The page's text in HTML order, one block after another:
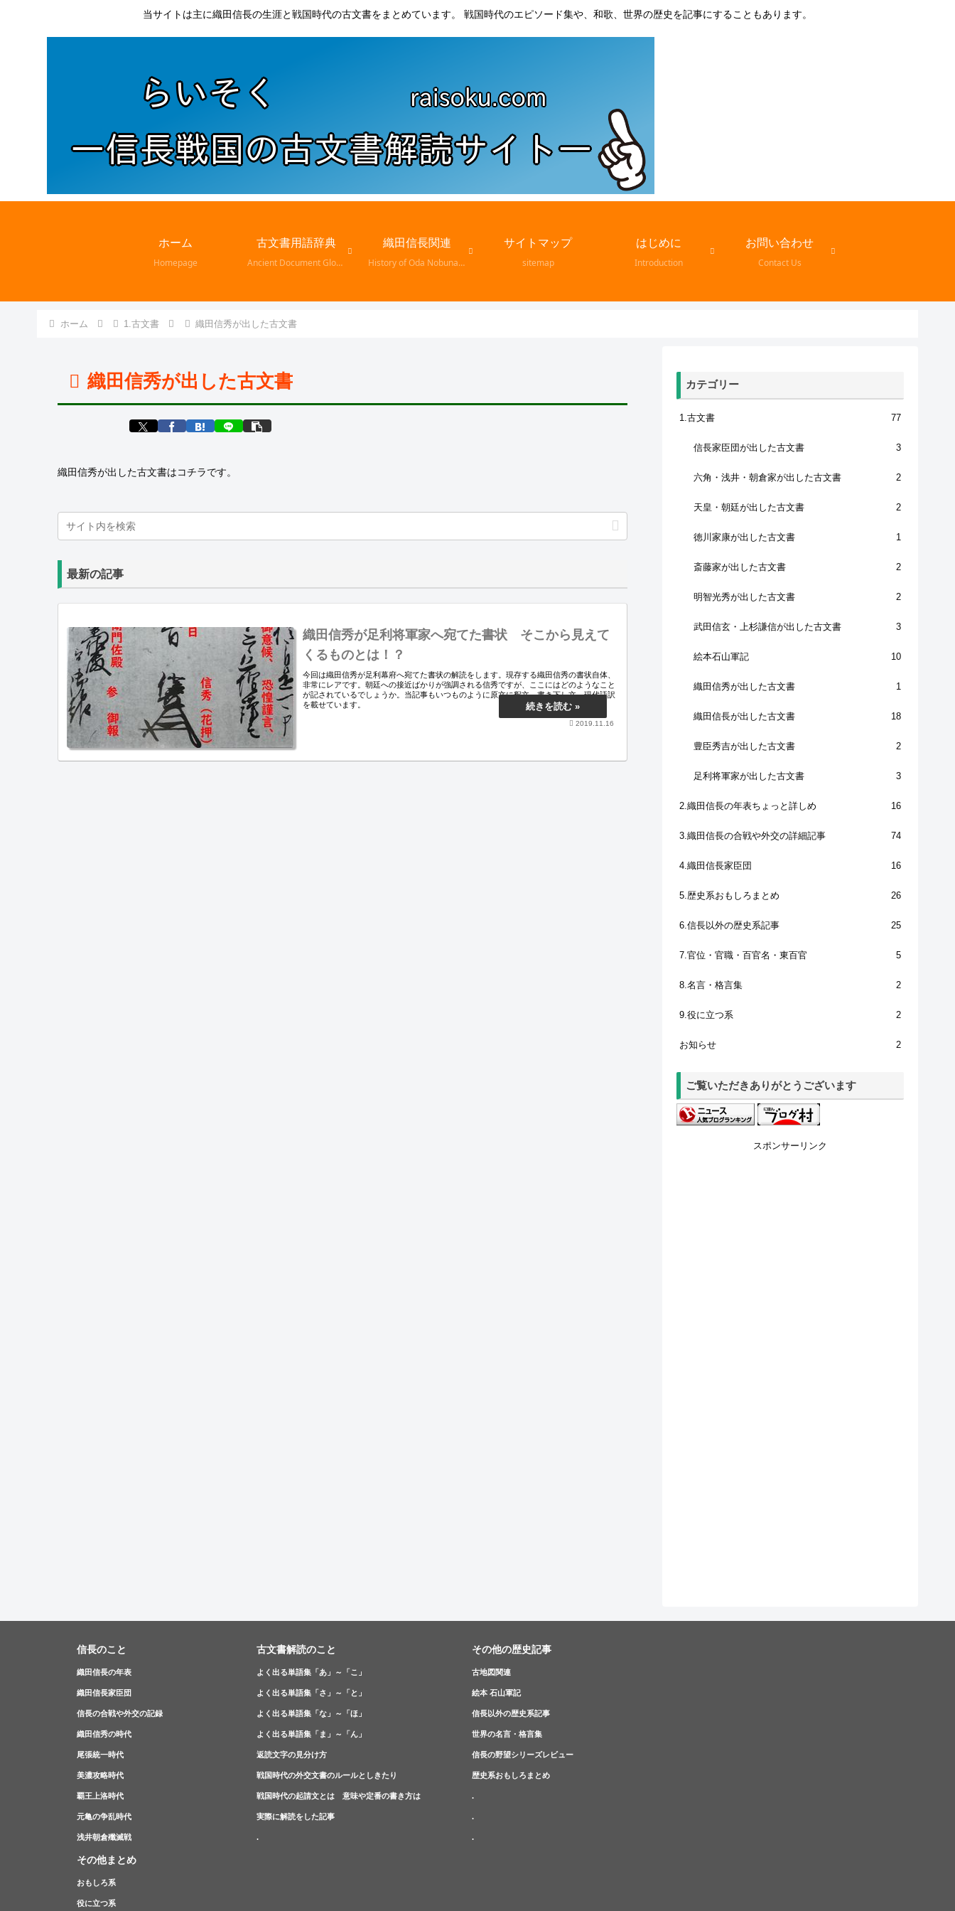
当サイトは主に織田信長の生涯と戦国時代の古文書をまとめています。 戦国時代のエピソード集や、和歌、世界の歴史を記事にすることもあります。
ホーム
Homepage
古文書用語辞典
Ancient Document Glossary
織田信長関連
History of Oda Nobunaga
サイトマップ
sitemap
はじめに
Introduction
お問い合わせ
Contact Us
ホーム 1.古文書 織田信秀が出した古文書
織田信秀が出した古文書
織田信秀が出した古文書はコチラです。
最新の記事
織田信秀が足利将軍家へ宛てた書状 そこから見えて
くるものとは！？
今回は織田信秀が足利幕府へ宛てた書状の解読をします。現存する織田信秀の書状自体、
非常にレアです。朝廷への接近ばかりが強調される信秀ですが、ここにはどのようなこと
が記されているでしょうか。当記事もいつものように原文に釈文、書き下し文、現代語訳
を載せています。
2019.11.16
カテゴリー
1.古文書 77
信長家臣団が出した古文書 3
六角・浅井・朝倉家が出した古文書 2
天皇・朝廷が出した古文書 2
徳川家康が出した古文書 1
斎藤家が出した古文書 2
明智光秀が出した古文書 2
武田信玄・上杉謙信が出した古文書 3
絵本石山軍記 10
織田信秀が出した古文書 1
織田信長が出した古文書 18
豊臣秀吉が出した古文書 2
足利将軍家が出した古文書 3
2.織田信長の年表ちょっと詳しめ 16
3.織田信長の合戦や外交の詳細記事 74
4.織田信長家臣団 16
5.歴史系おもしろまとめ 26
6.信長以外の歴史系記事 25
7.官位・官職・百官名・東百官 5
8.名言・格言集 2
9.役に立つ系 2
お知らせ 2
ご覧いただきありがとうございます
スポンサーリンク
信長のこと
織田信長の年表
織田信長家臣団
信長の合戦や外交の記録
織田信秀の時代
尾張統一時代
美濃攻略時代
覇王上洛時代
元亀の争乱時代
浅井朝倉殲滅戦
古文書解読のこと
よく出る単語集「あ」～「こ」
よく出る単語集「さ」～「と」
よく出る単語集「な」～「ほ」
よく出る単語集「ま」～「ん」
返読文字の見分け方
戦国時代の外交文書のルールとしきたり
戦国時代の起請文とは 意味や定番の書き方は
実際に解読をした記事
.
その他の歴史記事
古地図関連
絵本 石山軍記
信長以外の歴史系記事
世界の名言・格言集
信長の野望シリーズレビュー
歴史系おもしろまとめ
.
.
.
その他まとめ
おもしろ系
役に立つ系